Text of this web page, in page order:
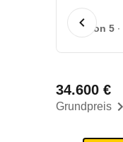
1 von 5
Grundpreis
34.600 €